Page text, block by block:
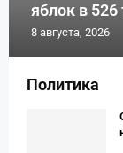
яблок в
8 августа, 2026
Политика